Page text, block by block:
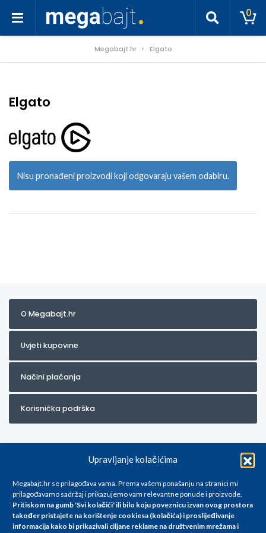
Upravljanje kolačićima
Megabajt.hr se prilagođava vama. Prema vašem ponašanju na stranici mi
prilagođavamo sadržaj i prikazujemo vam relevantne ponude i proizvode.
Pritiskom na gumb 'Svi kolačići' ili bilo koju poveznicu izvan ovog prostora
također pristajete na korištenje cookiesa (kolačića) i proslijeđivanje
informacija kako bi prikazivali ciljane reklame na društvenim mrežama i
0
Megabajt.hr Elgato
Elgato
Nisu pronađeni proizvodi koji odgovaraju vašem odabiru.
O Megabajt.hr
Uvjeti kupovine
Načini plaćanja
Korisnička podrška
Za artikle kojih trenutno nema u ponudi obratite nam se na
info@megabajt.hr. Sve cijene su informativnog karaktera i podložne su